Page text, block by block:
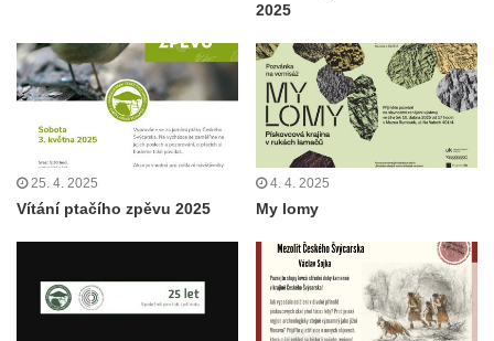
2025
25. 4. 2025
Vítání ptačího zpěvu 2025
4. 4. 2025
My lomy